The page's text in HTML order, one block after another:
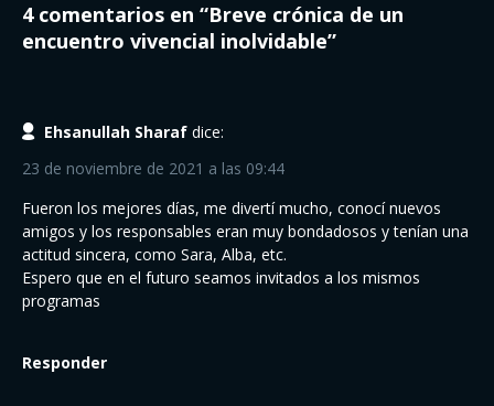
4 comentarios en “Breve crónica de un
encuentro vivencial inolvidable”
Ehsanullah Sharaf dice:
23 de noviembre de 2021 a las 09:44
Fueron los mejores días, me divertí mucho, conocí nuevos
amigos y los responsables eran muy bondadosos y tenían una
actitud sincera, como Sara, Alba, etc.
Espero que en el futuro seamos invitados a los mismos
programas
Responder